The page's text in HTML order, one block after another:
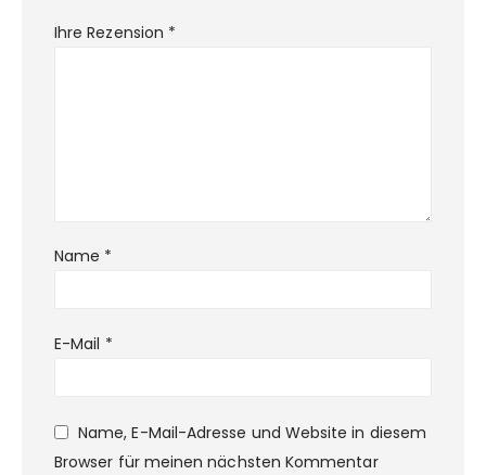
Ihre Rezension *
Name *
E-Mail *
Name, E-Mail-Adresse und Website in diesem
Browser für meinen nächsten Kommentar